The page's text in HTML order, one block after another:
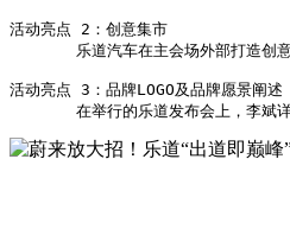
活动亮点 2：创意集市
乐道汽车在主会场外部打造创
活动亮点 3：品牌LOGO及品牌愿
在举行的乐道发布会上，李斌